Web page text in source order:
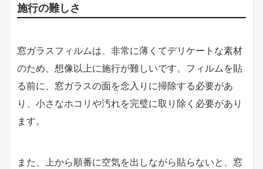
施行の難しさ
窓ガラスフィルムは、非常に薄くてデリケートな素材
のため、想像以上に施行が難しいです。フィルムを貼
る前に、窓ガラスの面を念入りに掃除する必要があ
り、小さなホコリや汚れを完璧に取り除く必要があり
ます。
また、上から順番に空気を出しながら貼らないと、窓